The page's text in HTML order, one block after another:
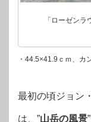
「ローゼン
・44.5×41.9ｃｍ、カ
最初の頃ジョン
は、”山岳の風景